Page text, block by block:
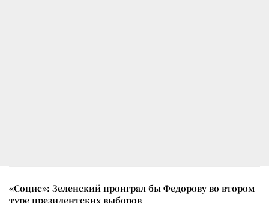
«Социс»: Зеленский проиграл бы Федорову во втором
туре президентских выборов